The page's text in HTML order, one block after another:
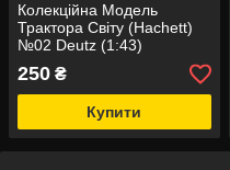
Колекційна Модель
Трактора Світу (Hachett)
№02 Deutz (1:43)
250 ₴
Купити